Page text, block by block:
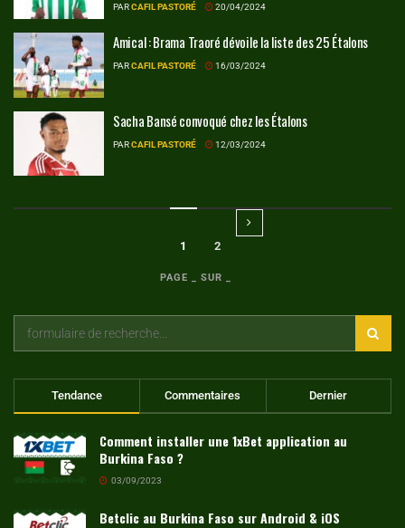
PARCAFIL PASTORÉ 20/04/2024
Amical : Brama Traoré dévoile la liste des 25 Étalons
PARCAFIL PASTORÉ 16/03/2024
Sacha Bansé convoqué chez les Étalons
PARCAFIL PASTORÉ 12/03/2024
PAGE _ SUR _
1 2
Tendance Commentaires Dernier
Comment installer une 1xBet application au
Burkina Faso ?
03/09/2023
Betclic au Burkina Faso sur Android & iOS